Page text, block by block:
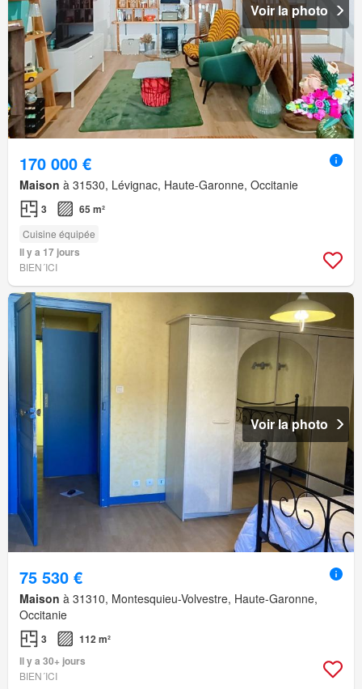
Voir la photo
170 000 €
Maison à 31530, Lévignac, Haute-Garonne, Occitanie
3 65 m²
Cuisine équipée
Il y a 17 jours
BIEN´ICI
Voir la photo
75 530 €
Maison à 31310, Montesquieu-Volvestre, Haute-Garonne,
Occitanie
3
112 m²
Il y a 30+ jours
BIEN´ICI